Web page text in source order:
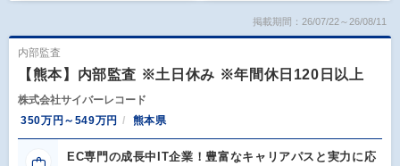
掲載期間：26/07/22～26/08/11
内部監査
【熊本】内部監査 ※土日休み ※年間休日120日以上
株式会社サイバーレコード
350万円～549万円
熊本県
EC専門の成長中IT企業！豊富なキャリアパスと実力に応